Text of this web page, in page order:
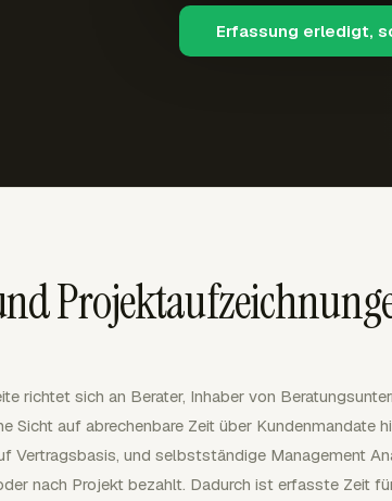
Erfassung erledigt,
richtet sich an Berater, Inhaber von
Sicht auf abrechenbare Zeit über Kundenmandate
Vertragsbasis, und selbstständige Management
nach Projekt bezahlt. Dadurch ist erfasste Zeit